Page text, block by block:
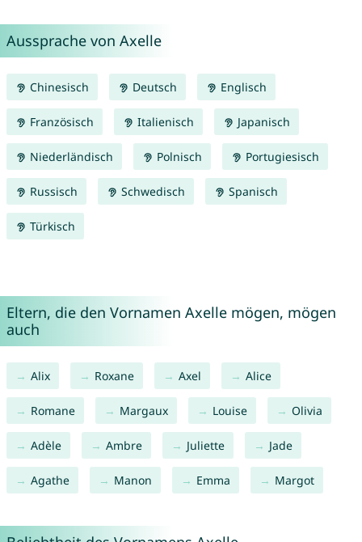
Aussprache von Axelle
Chinesisch Deutsch Englisch
Französisch Italienisch Japanisch
Niederländisch Polnisch Portugiesisch
Russisch Schwedisch Spanisch
Türkisch
Eltern, die den Vornamen Axelle mögen, mögen
auch
Alix Roxane Axel Alice
Romane Margaux Louise Olivia
Adèle Ambre Juliette Jade
Agathe Manon Emma Margot